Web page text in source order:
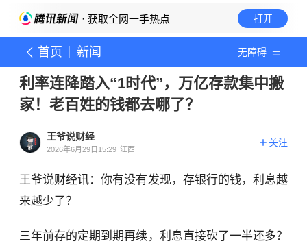
· 获取全网一手热点 打开
首页 新闻 无障碍
利率连降踏入“1时代”，万亿存款集中搬
家！老百姓的钱都去哪了？
王爷说财经
2026年6月29日15:29 江西
关注
王爷说财经讯：你有没有发现，存银行的钱，利息越
来越少了？
三年前存的定期到期再续，利息直接砍了一半还多？